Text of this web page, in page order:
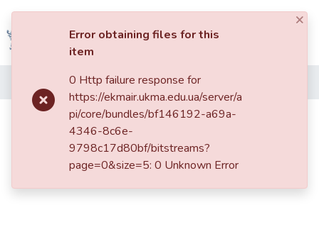
Communities
Collections
All of DSpace
Формування системи мотивації
праці працівників організації
×
Error obtaining files for this
item
0 Http failure response for
https://ekmair.ukma.edu.ua/server/a
pi/core/bundles/bf146192-a69a-
4346-8c6e-
9798c17d80bf/bitstreams?
page=0&size=5: 0 Unknown Error